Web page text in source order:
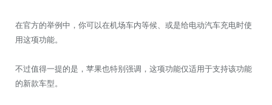
在官方的举例中，你可以在机场车内等候、或是给电动汽车充电时使
用这项功能。
不过值得一提的是，苹果也特别强调，这项功能仅适用于支持该功能
的新款车型。